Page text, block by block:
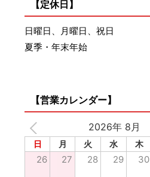
【定休日】
日曜日、月曜日、祝日
夏季・年末年始
【営業カレンダー】
2026年 8月
日 月 火 水 木
26 27 28 29 30